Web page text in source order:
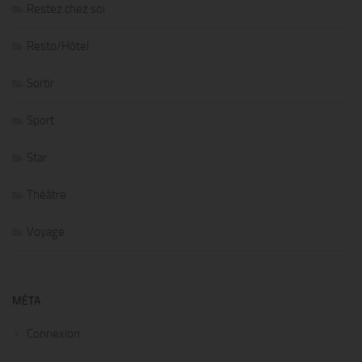
Restez chez soi
Resto/Hôtel
Sortir
Sport
Star
Théâtre
Voyage
MÉTA
Connexion